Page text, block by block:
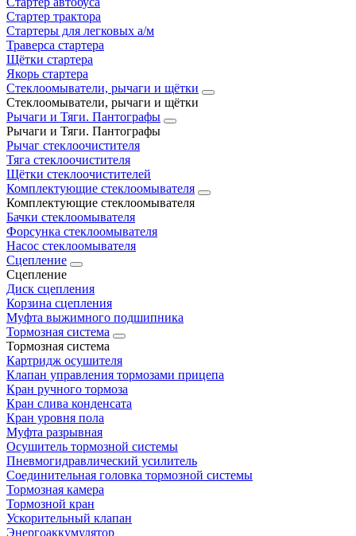
Стартер трактора
Стартеры для легковых а/м
Траверса стартера
Щётки стартера
Якорь стартера
Стеклоомыватели, рычаги и щётки
Стеклоомыватели, рычаги и щётки
Рычаги и Тяги. Пантографы
Рычаги и Тяги. Пантографы
Рычаг стеклоочистителя
Тяга стеклоочистителя
Щётки стеклоочистителей
Комплектующие стеклоомывателя
Комплектующие стеклоомывателя
Бачки стеклоомывателя
Форсунка стеклоомывателя
Насос стеклоомывателя
Сцепление
Сцепление
Диск сцепления
Корзина сцепления
Муфта выжимного подшипника
Тормозная система
Тормозная система
Картридж осушителя
Клапан управления тормозами прицепа
Кран ручного тормоза
Кран слива конденсата
Кран уровня пола
Муфта разрывная
Осушитель тормозной системы
Пневмогидравлический усилитель
Соединительная головка тормозной системы
Тормозная камера
Тормозной кран
Ускорительный клапан
Энергоаккумулятор